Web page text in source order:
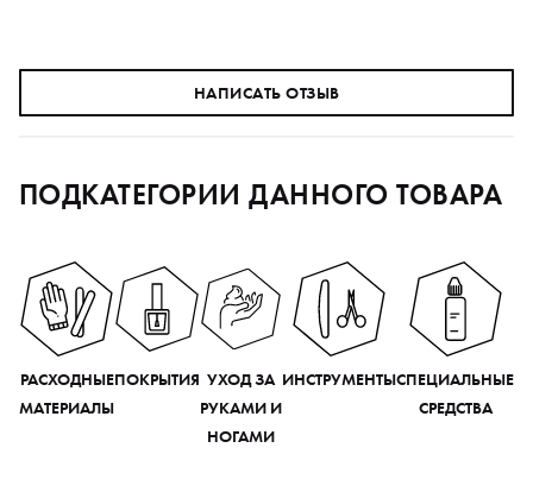
НАПИСАТЬ ОТЗЫВ
ПОДКАТЕГОРИИ ДАННОГО ТОВАРА
РАСХОДНЫЕ
МАТЕРИАЛЫ
ПОКРЫТИЯ УХОД ЗА
РУКАМИ И
НОГАМИ
ИНСТРУМЕНТЫСПЕЦИАЛЬНЫЕ
СРЕДСТВА